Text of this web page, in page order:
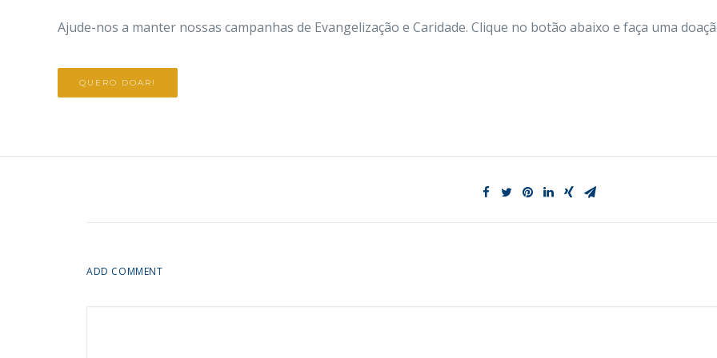
Ajude-nos a manter nossas campanhas de Evangelização e Caridade. Clique no botão abaixo e faça uma
QUERO DOAR!
ADD COMMENT